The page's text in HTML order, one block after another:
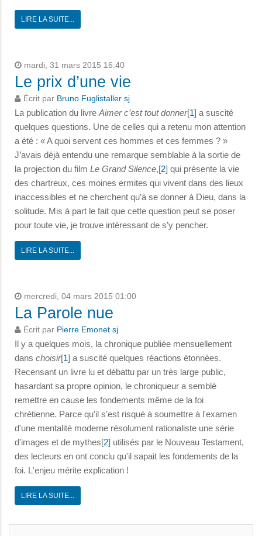
LIRE LA SUITE...
mardi, 31 mars 2015 16:40
Le prix d’une vie
Écrit par Bruno Fuglistaller sj
La publication du livreAimer c’est tout donner[1] a suscité
quelques questions. Une de celles qui a retenu mon attention
a été : « A quoi servent ces hommes et ces femmes ? »
J’avais déjà entendu une remarque semblable à la sortie de
la projection du film Le Grand Silence,[2] qui présente la vie
des chartreux, ces moines ermites qui vivent dans des lieux
inaccessibles et ne cherchent qu’à se donner à Dieu, dans la
solitude. Mis à part le fait que cette question peut se poser
pour toute vie, je trouve intéressant de s’y pencher.
LIRE LA SUITE...
mercredi, 04 mars 2015 01:00
La Parole nue
Écrit par Pierre Emonet sj
Il y a quelques mois, la chronique publiée mensuellement
dans choisir[1] a suscité quelques réactions étonnées.
Recensant un livre lu et débattu par un très large public,
hasardant sa propre opinion, le chroniqueur a semblé
remettre en cause les fondements même de la foi
chrétienne. Parce qu'il s'est risqué à soumettre à l'examen
d'une mentalité moderne résolument rationaliste une série
d'images et de mythes[2] utilisés par le Nouveau Testament,
des lecteurs en ont conclu qu'il sapait les fondements de la
foi. L'enjeu mérite explication !
LIRE LA SUITE...